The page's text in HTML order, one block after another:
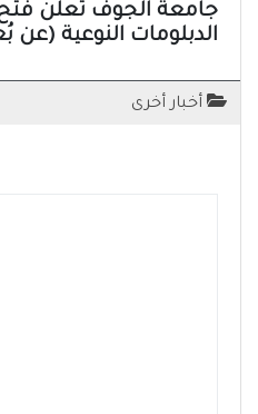
جامعة الجوف تعلن
الدبلومات النوعية (عن بُعد)
أخبار أخرى